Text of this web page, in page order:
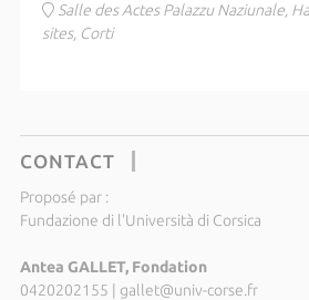
Salle des Actes Palazzu Naziunale,
sites, Corti
CONTACT
Proposé par :
Fundazione di l'Università di Corsica
Antea GALLET, Fondation
0420202155
gallet@univ-corse.fr